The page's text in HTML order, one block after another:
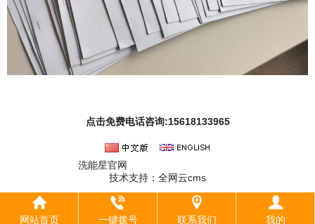
点击免费电话咨询:15618133965
洗能星官网
技术支持： 全网云cms
网站首页 一键拨号 联系我们 我的